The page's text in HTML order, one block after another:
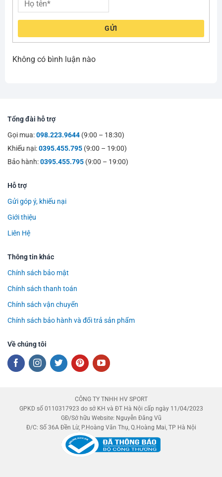
GỬI
Không có bình luận nào
Tổng đài hỗ trợ
Gọi mua:098.223.9644 (9:00 – 18:30)
Khiếu nại:0395.455.795 (9:00 – 19:00)
Bảo hành:0395.455.795 (9:00 – 19:00)
Hỗ trợ
Gửi góp ý, khiếu nại
Giới thiệu
Liên Hệ
Thông tin khác
Chính sách bảo mật
Chính sách thanh toán
Chính sách vận chuyển
Chính sách bảo hành và đổi trả sản phẩm
Về chúng tôi
CÔNG TY TNHH HV SPORT
GPKD số 0110317923 do sở KH và ĐT Hà Nội cấp ngày 11/04/2023
GĐ/Sở hữu Website: Nguyễn Đăng Vũ
Đ/C: Số 36A Đền Lừ, P.Hoàng Văn Thụ, Q.Hoàng Mai, TP Hà Nội